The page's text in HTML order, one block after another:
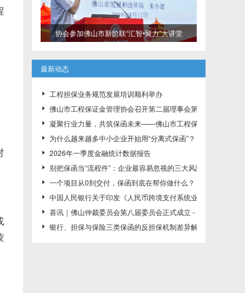
协会参加佛山市新阶联“汇智•聚力”大讲堂
最新动态
 工程担保业务规范发展培训顺利举办
 佛山市工程保证金管理协会召开第二届理事会第一次会议，推
 凝聚行业力量，共筑保函未来——佛山市工程保证金管理协会
 为什么越来越多中小企业开始用“分离式保函”？
 2026年一季度金融统计数据报告
 别把保函当“流程件”：企业最容易忽视的三大风险控制点
 一个项目从0到交付，保函到底在帮你做什么？
 中国人民银行关于印发《人民币跨境支付系统业务规则》的通
 喜讯｜佛山仲裁委员会第八届委员会正式成立 - 协会理事长邢
 银行、担保与保险三类保函的反担保机制差异解析